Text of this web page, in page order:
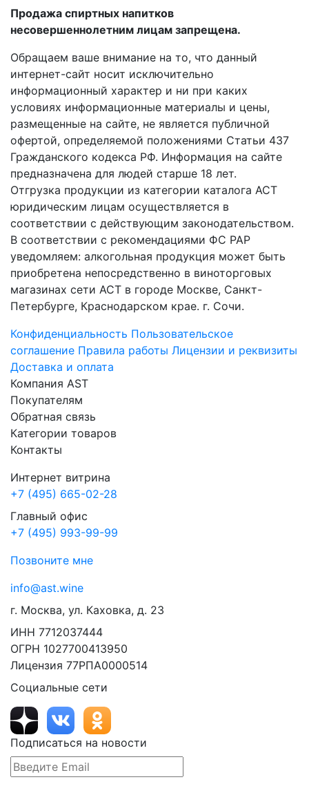
Продажа спиртных напитков
несовершеннолетним лицам запрещена.
Обращаем ваше внимание на то, что данный
интернет-сайт носит исключительно
информационный характер и ни при каких
условиях информационные материалы и цены,
размещенные на сайте, не является публичной
офертой, определяемой положениями Статьи 437
Гражданского кодекса РФ. Информация на сайте
предназначена для людей старше 18 лет.
Отгрузка продукции из категории каталога АСТ
юридическим лицам осуществляется в
соответствии с действующим законодательством.
В соответствии с рекомендациями ФС РАР
уведомляем: алкогольная продукция может быть
приобретена непосредственно в виноторговых
магазинах сети АСТ в городе Москве, Санкт-
Петербурге, Краснодарском крае. г. Сочи.
Конфиденциальность Пользовательское
соглашение Правила работы Лицензии и реквизиты
Доставка и оплата
Компания AST
Покупателям
Обратная связь
Категории товаров
Контакты
Интернет витрина
+7 (495) 665-02-28
Главный офис
+7 (495) 993-99-99
Позвоните мне
info@ast.wine
г. Москва, ул. Каховка, д. 23
ИНН 7712037444
ОГРН 1027700413950
Лицензия 77РПА0000514
Социальные сети
Подписаться на новости